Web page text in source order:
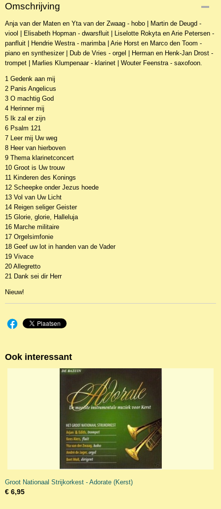
Omschrijving
Anja van der Maten en Yta van der Zwaag - hobo | Martin de Deugd -
viool | Elisabeth Hopman - dwarsfluit | Liselotte Rokyta en Arie Petersen -
panfluit | Hendrie Westra - marimba | Arie Horst en Marco den Toom -
piano en synthesizer | Dub de Vries - orgel | Herman en Henk-Jan Drost -
trompet | Marlies Klumpenaar - klarinet | Wouter Feenstra - saxofoon.
1 Gedenk aan mij
2 Panis Angelicus
3 O machtig God
4 Herinner mij
5 Ik zal er zijn
6 Psalm 121
7 Leer mij Uw weg
8 Heer van hierboven
9 Thema klarinetconcert
10 Groot is Uw trouw
11 Kinderen des Konings
12 Scheepke onder Jezus hoede
13 Vol van Uw Licht
14 Reigen seliger Geister
15 Glorie, glorie, Halleluja
16 Marche militaire
17 Orgelsimfonie
18 Geef uw lot in handen van de Vader
19 Vivace
20 Allegretto
21 Dank sei dir Herr
Nieuw!
Ook interessant
Groot Nationaal Strijkorkest - Adorate (Kerst)
€ 6,95